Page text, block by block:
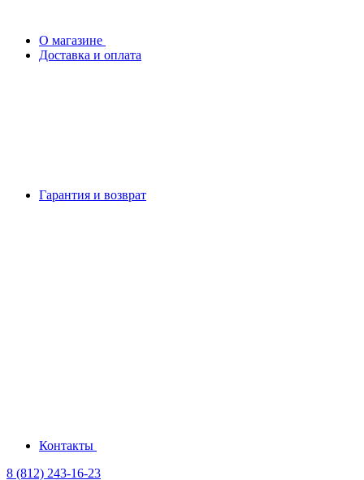
О магазине
Доставка и оплата
Гарантия и возврат
Контакты
8 (812) 243-16-23